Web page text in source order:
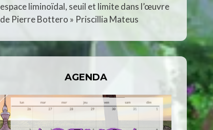
espace liminoïdal, seuil et limite dans l’œuvre
de Pierre Bottero » Priscillia Mateus
AGENDA